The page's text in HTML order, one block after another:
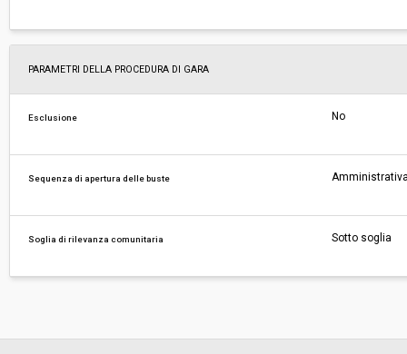
PARAMETRI DELLA PROCEDURA DI GARA
Esclusione No
Sequenza di apertura delle buste
Soglia di rilevanza comunitaria Sotto soglia